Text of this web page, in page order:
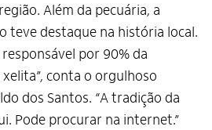
Além da pecuária, a
teve destaque na história local.
por 90% da
conta o orgulhoso
dos Santos. “A tradição da
Pode procurar na internet.”